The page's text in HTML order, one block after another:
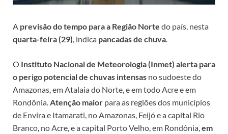
A previsão do tempo para a Região Norte do país, nesta
quarta-feira (29), indica pancadas de chuva.
O Instituto Nacional de Meteorologia (Inmet) alerta para
o perigo potencial de chuvas intensas no sudoeste do
Amazonas, em Atalaia do Norte, e em todo Acre e em
Rondônia.Atenção maior para as regiões dos municípios
de Envira e Itamarati, no Amazonas, Feijó e a capital Rio
Branco, no Acre, e a capital Porto Velho, em Rondônia,em